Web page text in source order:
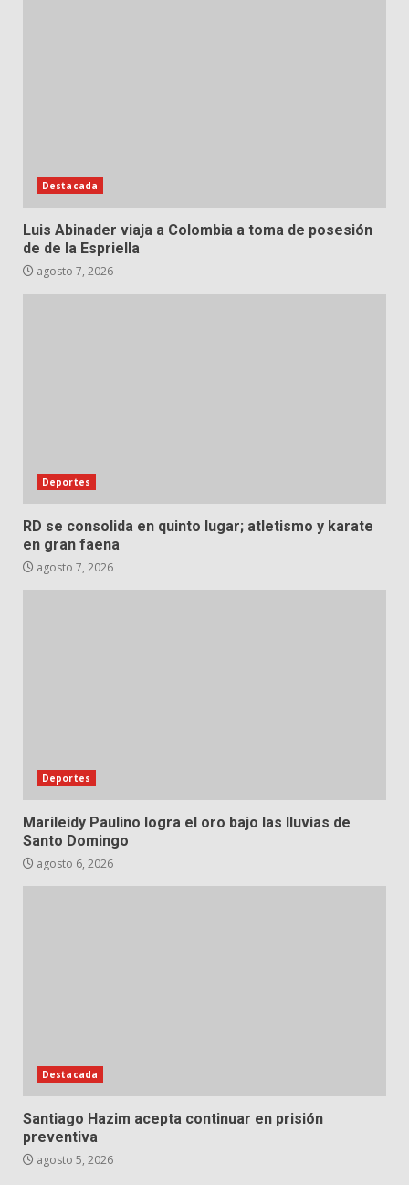
Destacada
Luis Abinader viaja a Colombia a toma de posesión
de de la Espriella
agosto 7, 2026
Deportes
RD se consolida en quinto lugar; atletismo y karate
en gran faena
agosto 7, 2026
Deportes
Marileidy Paulino logra el oro bajo las lluvias de
Santo Domingo
agosto 6, 2026
Destacada
Santiago Hazim acepta continuar en prisión
preventiva
agosto 5, 2026